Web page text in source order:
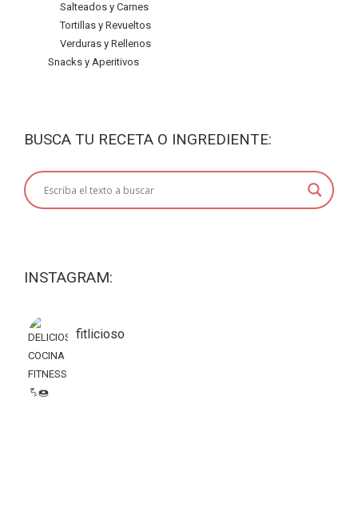
Salteados y Carnes
Tortillas y Revueltos
Verduras y Rellenos
Snacks y Aperitivos
BUSCA TU RECETA O INGREDIENTE:
INSTAGRAM:
fitlicioso